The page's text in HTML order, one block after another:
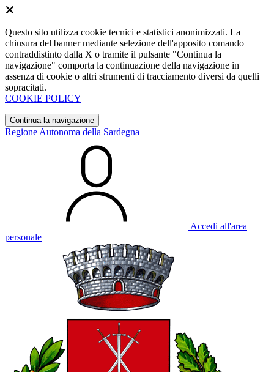
Questo sito utilizza cookie tecnici e statistici anonimizzati. La
chiusura del banner mediante selezione dell'apposito comando
contraddistinto dalla X o tramite il pulsante "Continua la
navigazione" comporta la continuazione della navigazione in
assenza di cookie o altri strumenti di tracciamento diversi da quelli
sopracitati.
COOKIE POLICY
Continua la navigazione
Regione Autonoma della Sardegna
Accedi all'area
personale